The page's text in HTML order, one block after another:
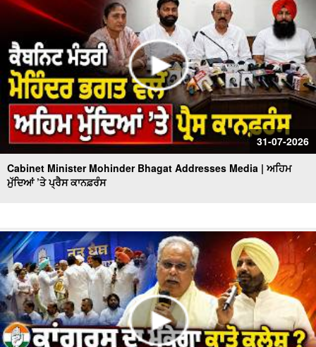
31-07-2026
Cabinet Minister Mohinder Bhagat Addresses Media | ਅਹਿਮ
ਮੁੱਦਿਆਂ ’ਤੇ ਪ੍ਰੈਸ ਕਾਨਫ਼ਰੰਸ